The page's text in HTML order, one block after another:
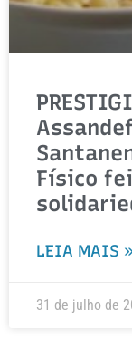
Físico
LEIA MAIS »
31 de julho de